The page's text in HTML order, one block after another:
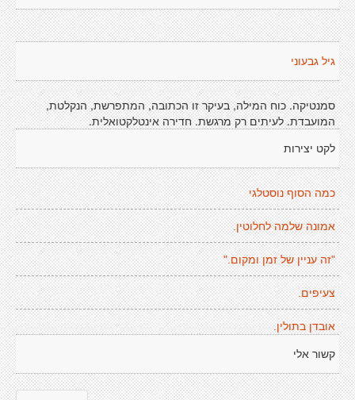
גיל גבעוני
סמנטיקה. כוח המילה, בעיקר זו הכתובה, המתפרשת, הנקלטת,
המועבדת. לעיתים רק מרגשת. חדירה אינטלקטואלית.
לקט יצירות
כמה הסוף נוסטלגי
אמונה שלמה לחלוטין.
"זה עניין של זמן ומקום."
צעיפים.
אובדן בתולין.
קשור אלי